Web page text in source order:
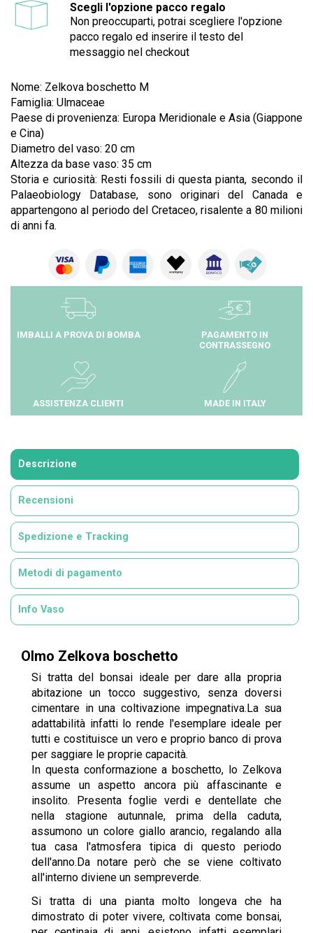
Scegli l'opzione pacco regalo
Non preoccuparti, potrai scegliere l'opzione
pacco regalo ed inserire il testo del
messaggio nel checkout
Nome: Zelkova boschetto M
Famiglia: Ulmaceae
Paese di provenienza: Europa Meridionale e Asia (Giappone
e Cina)
Diametro del vaso: 20 cm
Altezza da base vaso: 35 cm
Storia e curiosità: Resti fossili di questa pianta, secondo il
Palaeobiology Database, sono originari del Canada e
appartengono al periodo del Cretaceo, risalente a 80 milioni
di anni fa.
IMBALLI A PROVA DI BOMBA
PAGAMENTO IN
CONTRASSEGNO
ASSISTENZA CLIENTI MADE IN ITALY
Descrizione
Recensioni
Spedizione e Tracking
Metodi di pagamento
Info Vaso
Olmo Zelkova boschetto
Si tratta del bonsai ideale per dare alla propria
abitazione un tocco suggestivo, senza doversi
cimentare in una coltivazione impegnativa.La sua
adattabilità infatti lo rende l'esemplare ideale per
tutti e costituisce un vero e proprio banco di prova
per saggiare le proprie capacità.
In questa conformazione a boschetto, lo Zelkova
assume un aspetto ancora più affascinante e
insolito. Presenta foglie verdi e dentellate che
nella stagione autunnale, prima della caduta,
assumono un colore giallo arancio, regalando alla
tua casa l'atmosfera tipica di questo periodo
dell'anno.Da notare però che se viene coltivato
all'interno diviene un sempreverde.
Si tratta di una pianta molto longeva che ha
dimostrato di poter vivere, coltivata come bonsai,